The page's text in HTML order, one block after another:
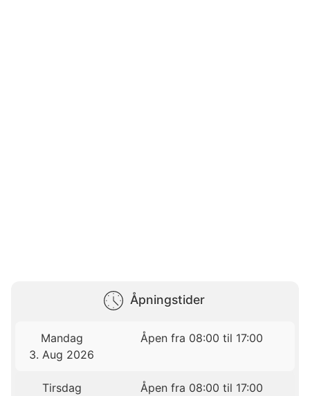
Åpningstider
Mandag
3. Aug 2026
Åpen fra 08:00 til 17:00
Tirsdag
Åpen fra 08:00 til 17:00